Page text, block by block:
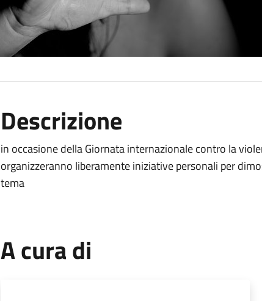
Descrizione
in occasione della Giornata internazionale contro la
organizzeranno liberamente iniziative personali per
tema
A cura di